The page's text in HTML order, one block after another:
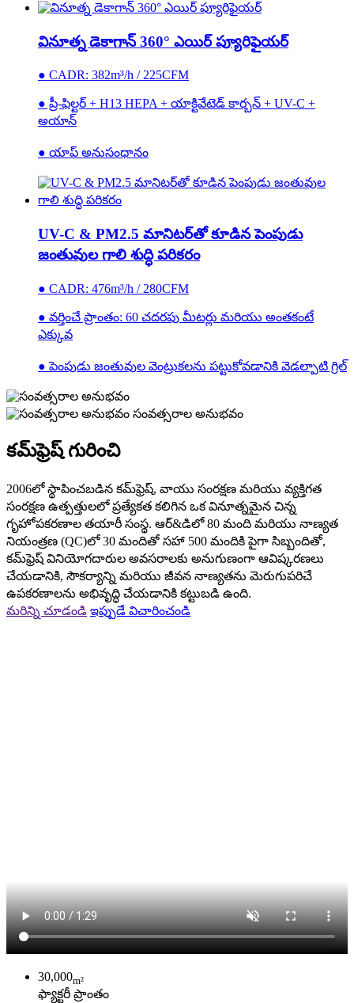
వినూత్న డెకాగాన్ 360° ఎయిర్ ప్యూరిఫైయర్
● CADR: 382m³/h / 225CFM
● ప్రీ-ఫిల్టర్ + H13 HEPA + యాక్టివేటెడ్ కార్బన్ + UV-C +
అయాన్
● యాప్ అనుసంధానం
UV-C & PM2.5 మానిటర్‌తో కూడిన పెంపుడు
జంతువుల గాలి శుద్ధి పరికరం
● CADR: 476m³/h / 280CFM
● వర్తించే ప్రాంతం: 60 చదరపు మీటర్లు మరియు అంతకంటే
ఎక్కువ
● పెంపుడు జంతువుల వెంట్రుకలను పట్టుకోవడానికి వెడల్పాటి గ్రిల్
సంవత్సరాల అనుభవం
కమ్‌ఫ్రెష్ గురించి
2006లో స్థాపించబడిన కమ్‌ఫ్రెష్, వాయు సంరక్షణ మరియు వ్యక్తిగత
సంరక్షణ ఉత్పత్తులలో ప్రత్యేకత కలిగిన ఒక వినూత్నమైన చిన్న
గృహోపకరణాల తయారీ సంస్థ. ఆర్&డిలో 80 మంది మరియు నాణ్యత
నియంత్రణ (QC)లో 30 మందితో సహా 500 మందికి పైగా సిబ్బందితో,
కమ్‌ఫ్రెష్ వినియోగదారుల అవసరాలకు అనుగుణంగా ఆవిష్కరణలు
చేయడానికి, సౌకర్యాన్ని మరియు జీవన నాణ్యతను మెరుగుపరిచే
ఉపకరణాలను అభివృద్ధి చేయడానికి కట్టుబడి ఉంది.
మరిన్ని చూడండి ఇప్పుడే విచారించండి
30,000m²
ఫ్యాక్టరీ ప్రాంతం